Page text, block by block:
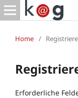
Home /
Erforderliche